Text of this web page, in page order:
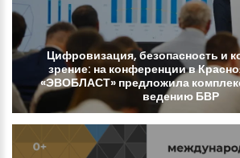
Цифровизация, безопасность и
зрение: на конференциив
«ЭВОБЛАСТ» предложила
ведению БВР